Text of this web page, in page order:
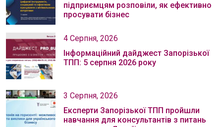
підприємцям розповіли, як ефективно
просувати бізнес
4 Серпня, 2026
Інформаційний дайджест Запорізької
ТПП: 5 серпня 2026 року
3 Серпня, 2026
Експерти Запорізької ТПП пройшли
навчання для консультантів з питань